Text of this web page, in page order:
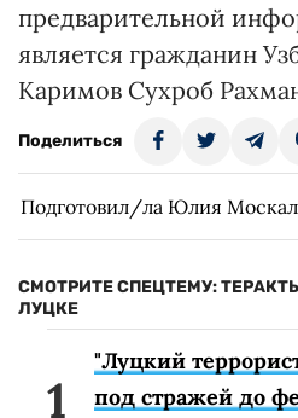
предварительной
является гражданин
Каримов Сухроб
Поделиться
Подготовил/ла Юлия
СМОТРИТЕ СПЕЦТЕМУ:
ЛУЦКЕ
"Луцкий
под стражей до